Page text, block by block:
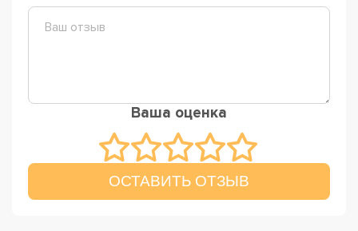
Ваша оценка
ОСТАВИТЬ ОТЗЫВ